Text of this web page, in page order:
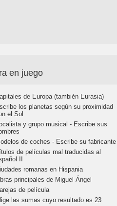
en juego
de Europa (también Eurasia)
los planetas según su proximidad
el Sol
y grupo musical - Escribe sus
de coches - Escribe su fabricante
de películas mal traducidas al
II
romanas en Hispania
principales de Miguel Ángel
de película
las sumas cuyo resultado es 23